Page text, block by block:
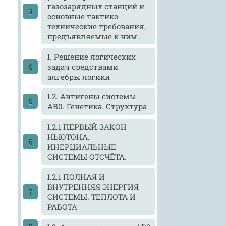
газозарядных станций и
основные тактико-
технические требования,
предъявляемые к ним.
I. Решение логических
задач средствами
алгебры логики
I.2. Антигены системы
АВ0. Генетика. Структура
I.2.1 ПЕРВЫЙ ЗАКОН
НЬЮТОНА.
ИНЕРЦИАЛЬНЫЕ
СИСТЕМЫ ОТСЧЁТА.
I.2.1 ПОЛНАЯ И
ВНУТРЕННЯЯ ЭНЕРГИЯ
СИСТЕМЫ. ТЕПЛОТА И
РАБОТА